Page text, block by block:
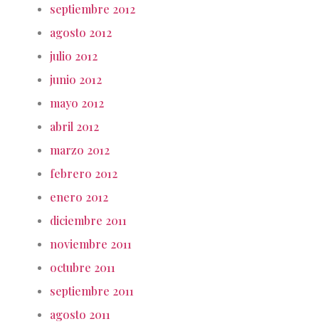
septiembre 2012
agosto 2012
julio 2012
junio 2012
mayo 2012
abril 2012
marzo 2012
febrero 2012
enero 2012
diciembre 2011
noviembre 2011
octubre 2011
septiembre 2011
agosto 2011